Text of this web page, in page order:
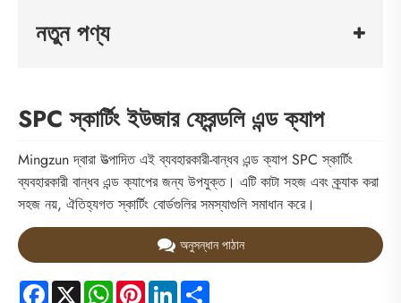
নতুন পণ্য
SPC স্কার্টিং ইউজার ফ্রেন্ডলি এন্ড ক্যাপ
Mingzun দ্বারা উত্পাদিত এই ব্যবহারকারী-বান্ধব এন্ড ক্যাপ SPC স্কার্টিং
ব্যবহারকারী বান্ধব এন্ড ক্যাপের জন্য উপযুক্ত। এটি কাটা সহজ এবং ক্র্যাক করা
সহজ নয়, ঐতিহ্যগত স্কার্টিং বোর্ডগুলির সমস্যাগুলি সমাধান করে।
অনুসন্ধান পাঠান
Facebook
X WhatsApp
PinterestLinkedIn